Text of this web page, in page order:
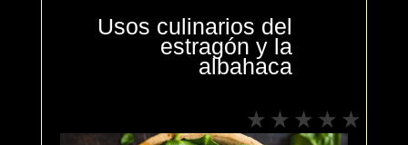
Usos culinarios del
estragón y la
albahaca